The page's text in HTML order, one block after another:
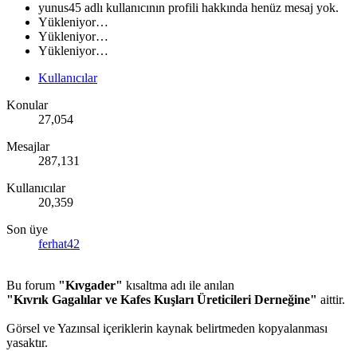
yunus45 adlı kullanıcının profili hakkında henüz mesaj yok.
Yükleniyor…
Yükleniyor…
Yükleniyor…
Kullanıcılar
Konular
27,054
Mesajlar
287,131
Kullanıcılar
20,359
Son üye
ferhat42
Bu forum "Kıvgader" kısaltma adı ile anılan
"Kıvrık Gagalılar ve Kafes Kuşları Üreticileri Derneğine" aittir.
Görsel ve Yazınsal içeriklerin kaynak belirtmeden kopyalanması
yasaktır.